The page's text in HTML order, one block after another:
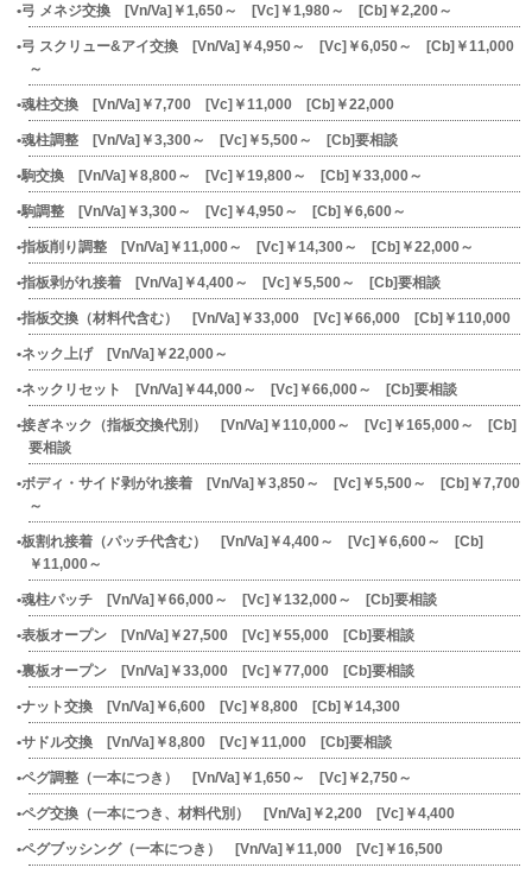
弓 メネジ交換 [Vn/Va]￥1,650～ [Vc]￥1,980～ [Cb]￥2,200～
弓 スクリュー&アイ交換 [Vn/Va]￥4,950～ [Vc]￥6,050～ [Cb]￥11,000
～
魂柱交換 [Vn/Va]￥7,700 [Vc]￥11,000 [Cb]￥22,000
魂柱調整 [Vn/Va]￥3,300～ [Vc]￥5,500～ [Cb]要相談
駒交換 [Vn/Va]￥8,800～ [Vc]￥19,800～ [Cb]￥33,000～
駒調整 [Vn/Va]￥3,300～ [Vc]￥4,950～ [Cb]￥6,600～
指板削り調整 [Vn/Va]￥11,000～ [Vc]￥14,300～ [Cb]￥22,000～
指板剥がれ接着 [Vn/Va]￥4,400～ [Vc]￥5,500～ [Cb]要相談
指板交換（材料代含む） [Vn/Va]￥33,000 [Vc]￥66,000 [Cb]￥110,000
ネック上げ [Vn/Va]￥22,000～
ネックリセット [Vn/Va]￥44,000～ [Vc]￥66,000～ [Cb]要相談
接ぎネック（指板交換代別） [Vn/Va]￥110,000～ [Vc]￥165,000～ [Cb]
要相談
ボディ・サイド剥がれ接着 [Vn/Va]￥3,850～ [Vc]￥5,500～ [Cb]￥7,700
～
板割れ接着（パッチ代含む） [Vn/Va]￥4,400～ [Vc]￥6,600～ [Cb]
￥11,000～
魂柱パッチ [Vn/Va]￥66,000～ [Vc]￥132,000～ [Cb]要相談
表板オープン [Vn/Va]￥27,500 [Vc]￥55,000 [Cb]要相談
裏板オープン [Vn/Va]￥33,000 [Vc]￥77,000 [Cb]要相談
ナット交換 [Vn/Va]￥6,600 [Vc]￥8,800 [Cb]￥14,300
サドル交換 [Vn/Va]￥8,800 [Vc]￥11,000 [Cb]要相談
ペグ調整（一本につき） [Vn/Va]￥1,650～ [Vc]￥2,750～
ペグ交換（一本につき、材料代別） [Vn/Va]￥2,200 [Vc]￥4,400
ペグブッシング（一本につき） [Vn/Va]￥11,000 [Vc]￥16,500